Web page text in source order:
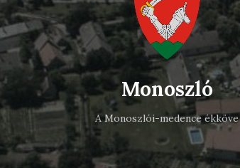
Monoszló
A Monoszlói-medence ékköve